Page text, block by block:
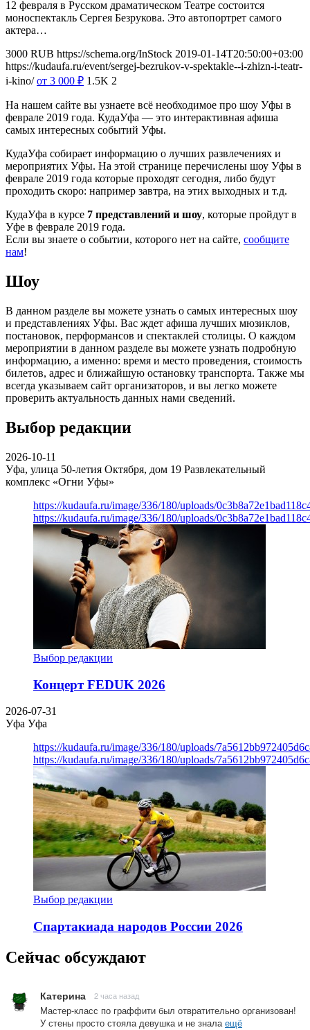
12 февраля в Русском драматическом Театре состоится
моноспектакль Сергея Безрукова. Это автопортрет самого
актера…
3000 RUB https://schema.org/InStock 2019-01-14T20:50:00+03:00
https://kudaufa.ru/event/sergej-bezrukov-v-spektakle--i-zhizn-i-teatr-
i-kino/ от 3 000 ₽ 1.5K 2
На нашем сайте вы узнаете всё необходимое про шоу Уфы в
феврале 2019 года. КудаУфа — это интерактивная афиша
самых интересных событий Уфы.
КудаУфа собирает информацию о лучших развлечениях и
мероприятих Уфы. На этой странице перечислены шоу Уфы в
феврале 2019 года которые проходят сегодня, либо будут
проходить скоро: например завтра, на этих выходных и т.д.
КудаУфа в курсе 7 представлений и шоу, которые пройдут в
Уфе в феврале 2019 года.
Если вы знаете о событии, которого нет на сайте, сообщите
нам!
Шоу
В данном разделе вы можете узнать о самых интересных шоу
и представлениях Уфы. Вас ждет афиша лучших мюзиклов,
постановок, перформансов и спектаклей столицы. О каждом
мероприятии в данном разделе вы можете узнать подробную
информацию, а именно: время и место проведения, стоимость
билетов, адрес и ближайшую остановку транспорта. Также мы
всегда указываем сайт организаторов, и вы легко можете
проверить актуальность данных нами сведений.
Выбор редакции
2026-10-11
Уфа, улица 50-летия Октября, дом 19 Развлекательный
комплекс «Огни Уфы»
https://kudaufa.ru/image/336/180/uploads/
https://kudaufa.ru/image/336/180/uploads/
Выбор редакции
Концерт FEDUK 2026
2026-07-31
Уфа Уфа
https://kudaufa.ru/image/336/180/uploads/
https://kudaufa.ru/image/336/180/uploads/
Выбор редакции
Спартакиада народов России 2026
Сейчас обсуждают
Катерина 2 часа назад
Мастер-класс по граффити был отвратительно организован!
У стены просто стояла девушка и не зналаещё